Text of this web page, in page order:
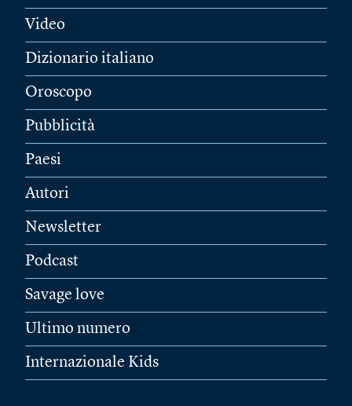
Video
Dizionario italiano
Oroscopo
Pubblicità
Paesi
Autori
Newsletter
Podcast
Savage love
Ultimo numero
Internazionale Kids